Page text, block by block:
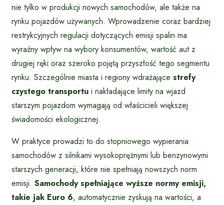
nie tylko w produkcji nowych samochodów, ale także na
rynku pojazdów używanych. Wprowadzenie coraz bardziej
restrykcyjnych regulacji dotyczących emisji spalin ma
wyraźny wpływ na wybory konsumentów, wartość aut z
drugiej ręki oraz szeroko pojętą przyszłość tego segmentu
rynku. Szczególnie miasta i regiony wdrażające strefy
czystego transportu i nakładające limity na wjazd
starszym pojazdom wymagają od właścicieli większej
świadomości ekologicznej.
W praktyce prowadzi to do stopniowego wypierania
samochodów z silnikami wysokoprężnymi lub benzynowymi
starszych generacji, które nie spełniają nowszych norm
emisji. Samochody spełniające wyższe normy emisji,
takie jak Euro 6, automatycznie zyskują na wartości, a